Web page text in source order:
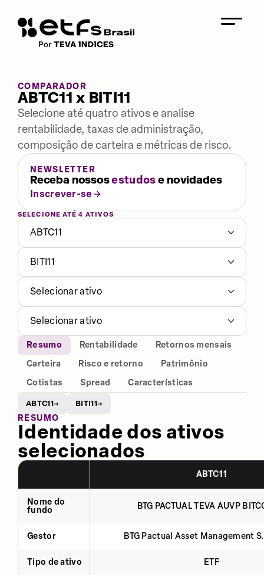
COMPARADOR
ABTC11 x BITI11
Selecione até quatro ativos e analise
rentabilidade, taxas de administração,
composição de carteira e métricas de risco.
NEWSLETTER
Receba nossosestudose novidades
Inscrever-se
SELECIONE ATÉ 4 ATIVOS
ABTC11
BITI11
Selecionar ativo
Selecionar ativo
Resumo Rentabilidade
Retornos mensais
Carteira
Risco e retorno
Patrimônio
Cotistas
Spread Características
ABTC11→ BITI11→
RESUMO
Identidade dos ativos
selecionados
ABTC11
Nome do
fundo
BTG PACTUAL TEVA AUVP
Gestor BTG Pactual Asset Management
Tipo de ativo ETF